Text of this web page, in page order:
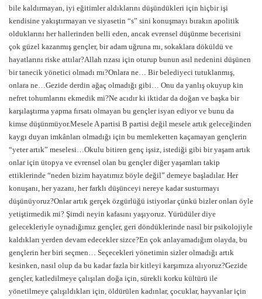
bile kaldırmayan, iyi eğitimler aldıklarını düşündükleri için hiçbir işi
kendisine yakıştırmayan ve siyasetin “s” sini konuşmayı bırakın apolitik
olduklarını her hallerinden belli eden, ancak evrensel düşünme becerisini
çok güzel kazanmış gençler, bir adam uğruna mı, sokaklara döküldü ve
hayatlarını riske attılar?Allah rızası için oturup bunun asıl nedenini düşünen
bir tanecik yönetici olmadı mı?Onlara ne… Bir belediyeci tutuklanmış,
onlara ne…Gezide derdin ağaç olmadığı gibi… Onu da yanlış okuyup kin
nefret tohumlarını ekmedik mi?Ne acıdır ki iktidar da doğan ve başka bir
karşılaştırma yapma fırsatı olmayan bu gençler isyan ediyor ve bunu da
kimse düşünmüyor.Mesele A partisi B partisi değil mesele artık geleceğinden
kaygı duyan imkânları olmadığı için bu memleketten kaçamayan gençlerin
“yeter artık” meselesi…Okulu bitiren genç işsiz, istediği gibi bir yaşam artık
onlar için ütopya ve evrensel olan bu gençler diğer yaşamları takip
ettiklerinde “neden bizim hayatımız böyle değil” demeye başladılar. Her
konuşanı, her yazanı, her farklı düşünceyi nereye kadar susturmayı
düşünüyoruz?Onlar artık gerçek özgürlüğü istiyorlar çünkü bizler onları öyle
yetiştirmedik mi? Şimdi neyin kafasını yaşıyoruz. Yürüdüler diye
gelecekleriyle oynadığımız gençler, geri döndüklerinde nasıl bir psikolojiyle
kaldıkları yerden devam edecekler sizce?En çok anlayamadığım olayda, bu
gençlerin her biri seçmen… Seçecekleri yönetimin sizler olmadığı artık
kesinken, nasıl olup da bu kadar fazla bir kitleyi karşımıza alıyoruz?Gezide
gençler, katledilmeye çalışılan doğa için, sürekli korku kültürü ile
yönetilmeye çalışıldıkları için, öldürülen kadınlar, çocuklar, hayvanlar için